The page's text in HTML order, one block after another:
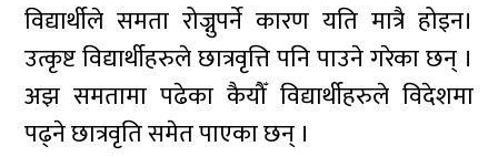
विद्यार्थीले समता रोज्नुपर्ने कारण यति मात्रै होइन।
उत्कृष्ट विद्यार्थीहरुले छात्रवृत्ति पनि पाउने गरेका छन् ।
अझ समतामा पढेका कैयौँ विद्यार्थीहरुले विदेशमा
पढ्ने छात्रवृति समेत पाएका छन् ।